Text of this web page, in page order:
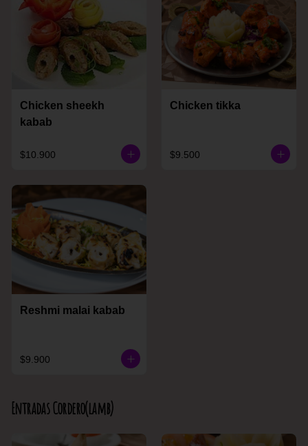
Chicken sheekh
kabab
$10.900
Chicken tikka
$9.500
Reshmi malai kabab
$9.900
Entradas Cordero(lamb)